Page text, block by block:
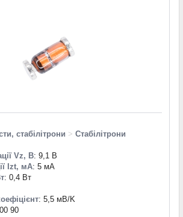
стабілітрони > Стабілітрони
Vz, В: 9,1 В
Izt, мА: 5 мА
: 0,4 Вт
: 5,5 мВ/K
90